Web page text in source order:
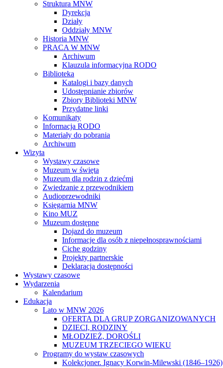
Struktura MNW
Dyrekcja
Działy
Oddziały MNW
Historia MNW
PRACA W MNW
Archiwum
Klauzula informacyjna RODO
Biblioteka
Katalogi i bazy danych
Udostępnianie zbiorów
Zbiory Biblioteki MNW
Przydatne linki
Komunikaty
Informacja RODO
Materiały do pobrania
Archiwum
Wizyta
Wystawy czasowe
Muzeum w święta
Muzeum dla rodzin z dziećmi
Zwiedzanie z przewodnikiem
Audioprzewodniki
Księgarnia MNW
Kino MUZ
Muzeum dostępne
Dojazd do muzeum
Informacje dla osób z niepełnosprawnościami
Ciche godziny
Projekty partnerskie
Deklaracja dostępności
Wystawy czasowe
Wydarzenia
Kalendarium
Edukacja
Lato w MNW 2026
OFERTA DLA GRUP ZORGANIZOWANYCH
DZIECI, RODZINY
MŁODZIEŻ, DOROŚLI
MUZEUM TRZECIEGO WIEKU
Programy do wystaw czasowych
Kolekcjoner. Ignacy Korwin-Milewski (1846–1926)